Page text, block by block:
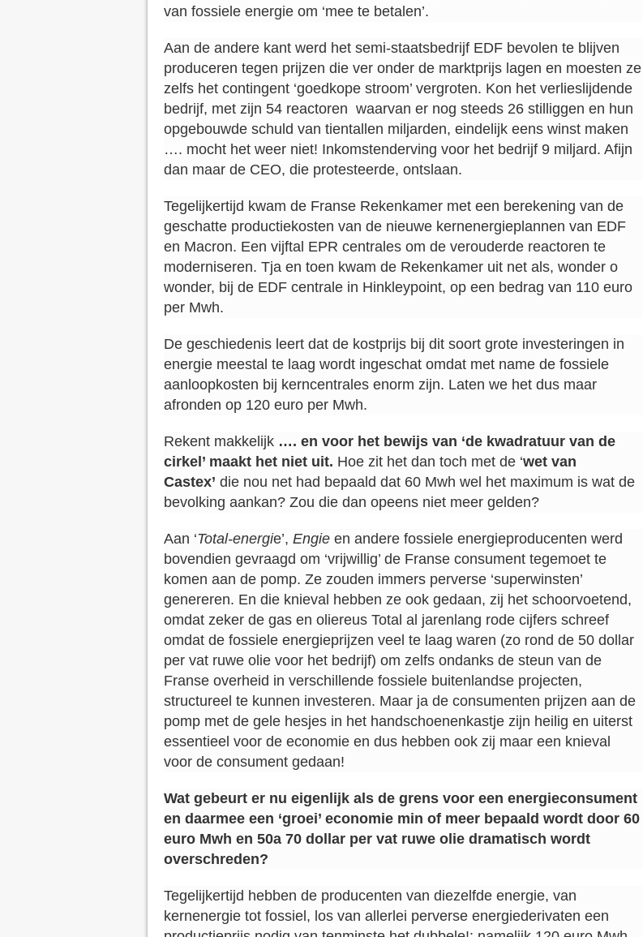
van fossiele energie om ‘mee te betalen’.
Aan de andere kant werd het semi-staatsbedrijf EDF bevolen te blijven
produceren tegen prijzen die ver onder de marktprijs lagen en moesten ze
zelfs het contingent ‘goedkope stroom’ vergroten. Kon het verlieslijdende
bedrijf, met zijn 54 reactoren waarvan er nog steeds 26 stilliggen en hun
opgebouwde schuld van tientallen miljarden, eindelijk eens winst maken
…. mocht het weer niet! Inkomstenderving voor het bedrijf 9 miljard. Afijn
dan maar de CEO, die protesteerde, ontslaan.
Tegelijkertijd kwam de Franse Rekenkamer met een berekening van de
geschatte productiekosten van de nieuwe kernenergieplannen van EDF
en Macron. Een vijftal EPR centrales om de verouderde reactoren te
moderniseren. Tja en toen kwam de Rekenkamer uit net als, wonder o
wonder, bij de EDF centrale in Hinkleypoint, op een bedrag van 110 euro
per Mwh.
De geschiedenis leert dat de kostprijs bij dit soort grote investeringen in
energie meestal te laag wordt ingeschat omdat met name de fossiele
aanloopkosten bij kerncentrales enorm zijn. Laten we het dus maar
afronden op 120 euro per Mwh.
Rekent makkelijk …. en voor het bewijs van ‘de kwadratuur van de
cirkel’ maakt het niet uit. Hoe zit het dan toch met de ‘wet van
Castex’ die nou net had bepaald dat 60 Mwh wel het maximum is wat de
bevolking aankan? Zou die dan opeens niet meer gelden?
Aan ‘Total-energie’, Engie en andere fossiele energieproducenten werd
bovendien gevraagd om ‘vrijwillig’ de Franse consument tegemoet te
komen aan de pomp. Ze zouden immers perverse ‘superwinsten’
genereren. En die knieval hebben ze ook gedaan, zij het schoorvoetend,
omdat zeker de gas en oliereus Total al jarenlang rode cijfers schreef
omdat de fossiele energieprijzen veel te laag waren (zo rond de 50 dollar
per vat ruwe olie voor het bedrijf) om zelfs ondanks de steun van de
Franse overheid in verschillende fossiele buitenlandse projecten,
structureel te kunnen investeren. Maar ja de consumenten prijzen aan de
pomp met de gele hesjes in het handschoenenkastje zijn heilig en uiterst
essentieel voor de economie en dus hebben ook zij maar een knieval
voor de consument gedaan!
Wat gebeurt er nu eigenlijk als de grens voor een energieconsument
en daarmee een ‘groei’ economie min of meer bepaald wordt door 60
euro Mwh en 50a 70 dollar per vat ruwe olie dramatisch wordt
overschreden?
Tegelijkertijd hebben de producenten van diezelfde energie, van
kernenergie tot fossiel, los van allerlei perverse energiederivaten een